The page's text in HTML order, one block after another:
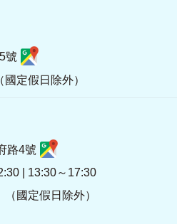
號
定假日除外）
路4號
| 13:30～17:30
國定假日除外）